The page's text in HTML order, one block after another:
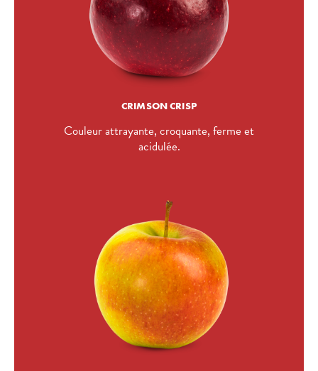
CRIMSON CRISP
Couleur attrayante, croquante, ferme et
acidulée.